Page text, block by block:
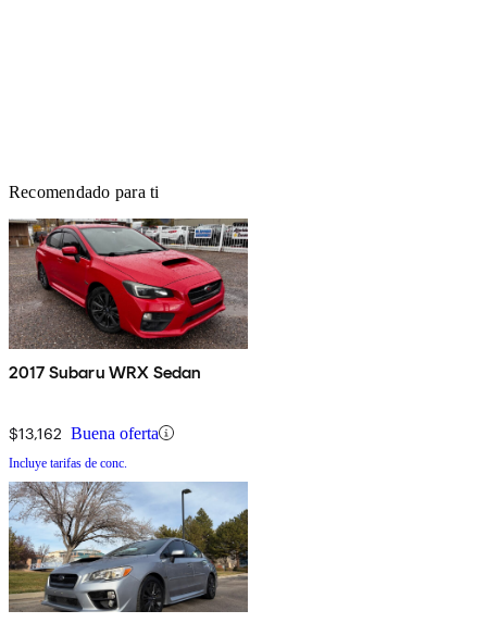
Recomendado para ti
2017 Subaru WRX Sedan
$13,162 Buena oferta
Incluye tarifas de conc.